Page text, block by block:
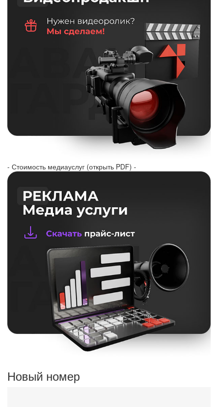
- Стоимость медиауслуг (открыть PDF) -
Новый номер